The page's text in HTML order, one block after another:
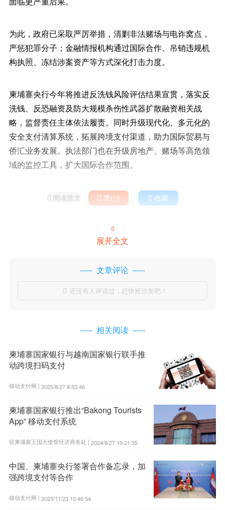
为此，政府已采取严厉举措，清剿非法赌场与电诈窝点，
严惩犯罪分子；金融情报机构通过国际合作、吊销违规机
构执照、冻结涉案资产等方式深化打击力度。
柬埔寨央行今年将推进反洗钱风险评估结果宣贯，落实反
洗钱、反恐融资及防大规模杀伤性武器扩散融资相关战
略，监督责任主体依法履责。同时升级现代化、多元化的
安全支付清算系统，拓展跨境支付渠道，助力国际贸易与
侨汇业务发展。执法部门也在升级房地产、赌场等高危领
域的监控工具，扩大国际合作范围。
 阅读原文  赞()  收藏

展开全文
文章评论
 还没有人评论过，赶快抢沙发吧！
相关阅读
柬埔寨国家银行与越南国家银行联手推
动跨境扫码支付
移动支付网 | 2025/8/27 8:53:46
柬埔寨国家银行推出“Bakong Tourists
App” 移动支付系统
驻柬埔寨王国大使馆经济商务处 | 2024/8/27 10:21:35
中国、柬埔寨央行签署合作备忘录，加
强跨境支付等合作
移动支付网 | 2023/11/23 10:46:54